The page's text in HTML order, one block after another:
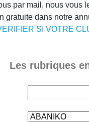
par mail, nous vous
gratuite dans notre
SI VOTRE
Les rubriques